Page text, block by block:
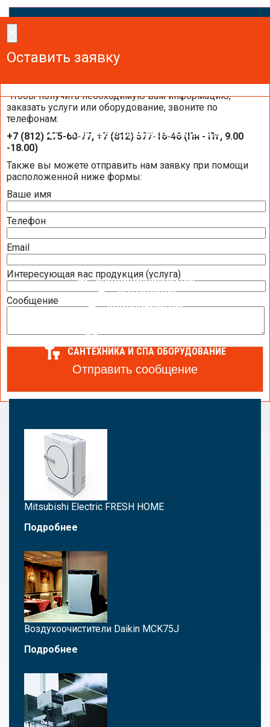
Оставить заявку
Оставить заявку
Чтобы получить необходимую вам информацию,
заказать услуги или оборудование, звоните по
телефонам:
+7 (812) 275-60-77, +7 (812) 577-16-46 (Пн - Пт, 9.00
-18.00)
Также вы можете отправить нам заявку при помощи
расположенной ниже формы:
Ваше имя
Телефон
Email
Интересующая вас продукция (услуга)
Сообщение
Оставить заявку
ОЧИСТКА И УВЛАЖНЕНИЕ ВОЗДУХА
ВОЗДУХООЧИСТИТЕЛИ УВЛАЖНИТЕЛИ DAIKIN
СИСТЕМЫ УВЛАЖНЕНИЯ ВОЗДУХА BUHLER-AHS
КОНДИЦИОНИРОВАНИЕ
ВЕНТИЛЯЦИЯ
ВОДОСНАБЖЕНИЕ
САНТЕХНИКА И СПА ОБОРУДОВАНИЕ
Mitsubishi Electric FRESH HOME
Подробнее
Воздухоочистители Daikin MCK75J
Подробнее